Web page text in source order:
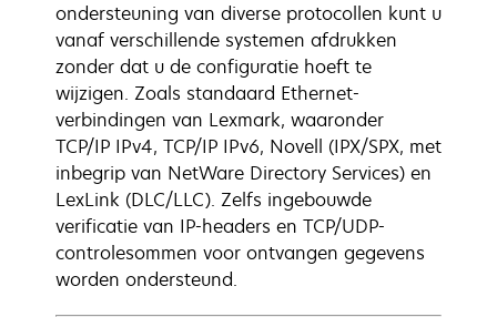
ondersteuning van diverse protocollen kunt u
vanaf verschillende systemen afdrukken
zonder dat u de configuratie hoeft te
wijzigen. Zoals standaard Ethernet-
verbindingen van Lexmark, waaronder
TCP/IP IPv4, TCP/IP IPv6, Novell (IPX/SPX, met
inbegrip van NetWare Directory Services) en
LexLink (DLC/LLC). Zelfs ingebouwde
verificatie van IP-headers en TCP/UDP-
controlesommen voor ontvangen gegevens
worden ondersteund.